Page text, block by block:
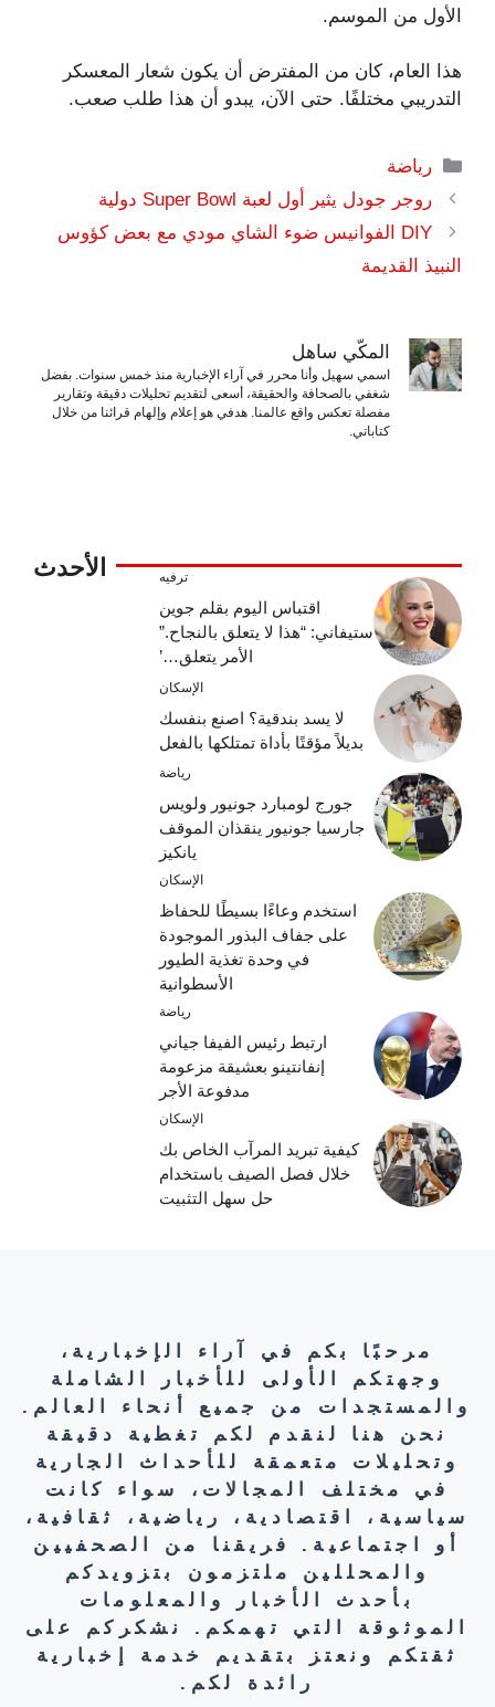
الأول من الموسم.
هذا العام، كان من المفترض أن يكون شعار المعسكر
التدريبي مختلفًا. حتى الآن، يبدو أن هذا طلب صعب.
التصنيفات
رياضة
روجر جودل يثير أول لعبة Super Bowl دولية
DIY الفوانيس ضوء الشاي مودي مع بعض كؤوس
النبيذ القديمة
المكّي ساهل
اسمي سهيل وأنا محرر في آراء الإخبارية منذ خمس سنوات. بفضل
شغفي بالصحافة والحقيقة، أسعى لتقديم تحليلات دقيقة وتقارير
مفصلة تعكس واقع عالمنا. هدفي هو إعلام وإلهام قرائنا من خلال
كتاباتي.
الأحدث ترفيه
اقتباس اليوم بقلم جوين
ستيفاني: “هذا لا يتعلق بالنجاح.”
الأمر يتعلق…’
الإسكان
لا يسد بندقية؟ اصنع بنفسك
بديلاً مؤقتًا بأداة تمتلكها بالفعل
رياضة
جورج لومبارد جونيور ولويس
جارسيا جونيور ينقذان الموقف
يانكيز
الإسكان
استخدم وعاءًا بسيطًا للحفاظ
على جفاف البذور الموجودة
في وحدة تغذية الطيور
الأسطوانية
رياضة
ارتبط رئيس الفيفا جياني
إنفانتينو بعشيقة مزعومة
مدفوعة الأجر
الإسكان
كيفية تبريد المرآب الخاص بك
خلال فصل الصيف باستخدام
حل سهل التثبيت
مرحبًا بكم في آراء الإخبارية،
وجهتكم الأولى للأخبار الشاملة
والمستجدات من جميع أنحاء العالم.
نحن هنا لنقدم لكم تغطية دقيقة
وتحليلات متعمقة للأحداث الجارية
في مختلف المجالات، سواء كانت
سياسية، اقتصادية، رياضية، ثقافية،
أو اجتماعية. فريقنا من الصحفيين
والمحللين ملتزمون بتزويدكم
بأحدث الأخبار والمعلومات
الموثوقة التي تهمكم. نشكركم على
ثقتكم ونعتز بتقديم خدمة إخبارية
رائدة لكم.